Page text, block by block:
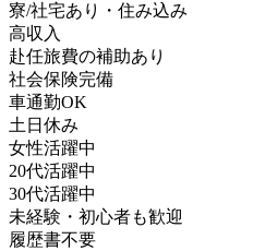
寮/社宅あり・住み込み
高収入
赴任旅費の補助あり
社会保険完備
車通勤OK
土日休み
女性活躍中
20代活躍中
30代活躍中
未経験・初心者も歓迎
履歴書不要